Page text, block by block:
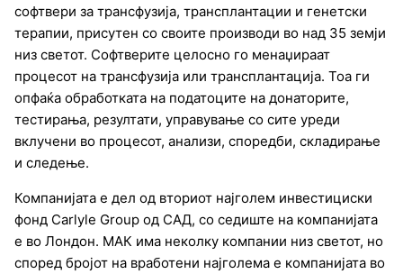
софтвери за трансфузија, трансплантации и генетски
терапии, присутен со своите производи во над 35 земји
низ светот. Софтверите целосно го менаџираат
процесот на трансфузија или трансплантација. Тоа ги
опфаќа обработката на податоците на донаторите,
тестирања, резултати, управување со сите уреди
вклучени во процесот, анализи, споредби, складирање
и следење.
Компанијата е дел од вториот најголем инвестициски
фонд Carlyle Group од САД, со седиште на компанијата
е во Лондон. МАК има неколку компании низ светот, но
според бројот на вработени најголема е компанијата во